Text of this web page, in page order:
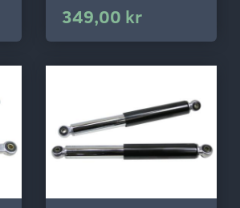
349,00 kr